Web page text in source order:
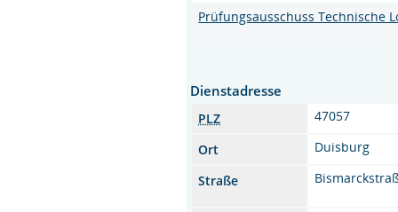
Prüfungsausschuss Technische
Dienstadresse
PLZ
47057
Ort
Duisburg
Straße